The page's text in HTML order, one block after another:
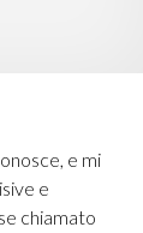
e mi
e
chiamato